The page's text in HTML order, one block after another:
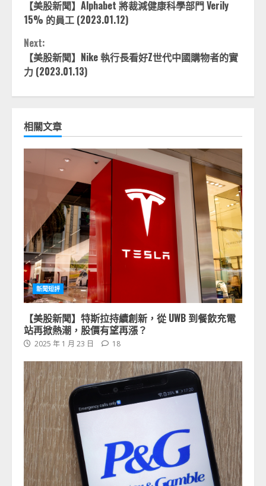
Reading
【美股新聞】Alphabet 將裁減健康科學部門 Verily
15% 的員工 (2023.01.12)
Next:
【美股新聞】Nike 執行長看好Z世代中國購物者的實
力 (2023.01.13)
相關文章
新聞短評
【美股新聞】特斯拉持續創新，從 UWB 到餐飲充電
站再掀熱潮，股價有望再漲？
2025 年 1 月 23 日 18